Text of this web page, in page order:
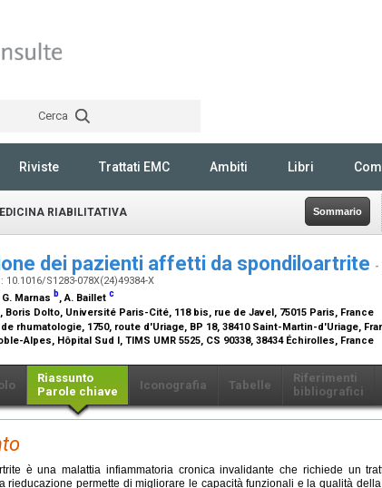
Cerca
Riviste Trattati EMC Ambiti Libri
RIABILITATIVA Sommario
dei pazienti affetti da spondiloartrite -
10.1016/S1283-078X(24)49384-X
G. Marnas b, A. Baillet c
Boris Dolto, Université Paris-Cité, 118 bis, rue de Javel, 75015 Paris, France
rhumatologie, 1750, route d'Uriage, BP 18, 38410 Saint-Martin-d'Uriage,
Alpes, Hôpital Sud I, TIMS UMR 5525, CS 90338, 38434 Échirolles, France
Riassunto
Parole chiave
Iconografia Tabelle
Riferimenti
bibliografici
è una malattia infiammatoria cronica invalidante che richiede un
rieducazione permette di migliorare le capacità funzionali e la qualità